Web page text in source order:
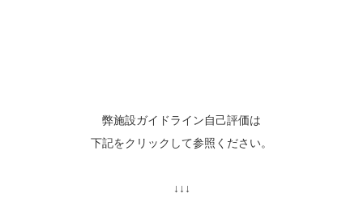
弊施設ガイドライン自己評価は
下記をクリックして参照ください。
↓↓↓